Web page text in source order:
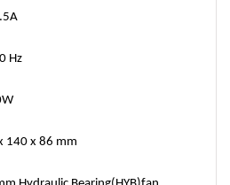
Hz
140 x 86 mm